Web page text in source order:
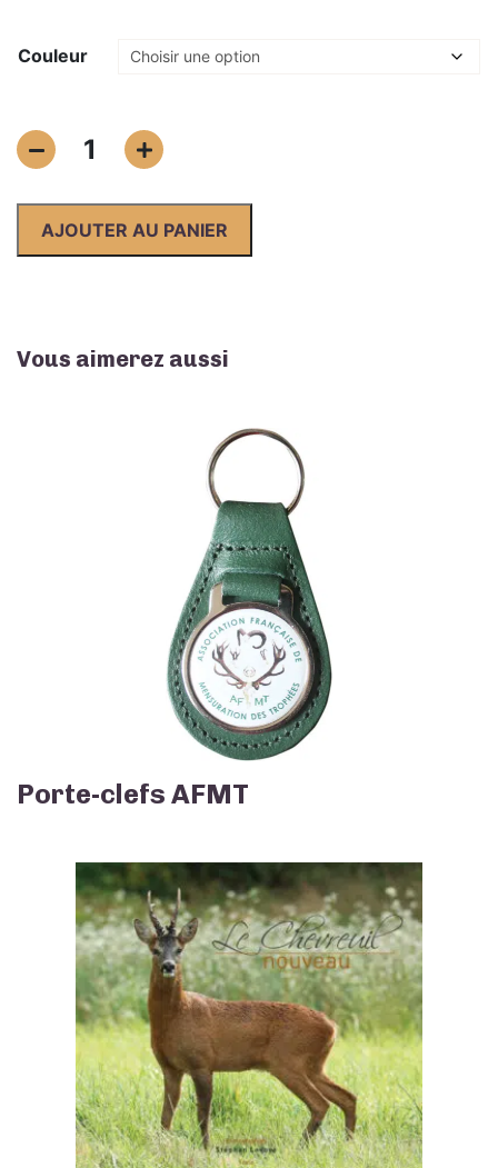
Couleur
quantité
de
clefs
1
AJOUTER AU PANIER
Vous aimerez aussi
Porte-clefs AFMT